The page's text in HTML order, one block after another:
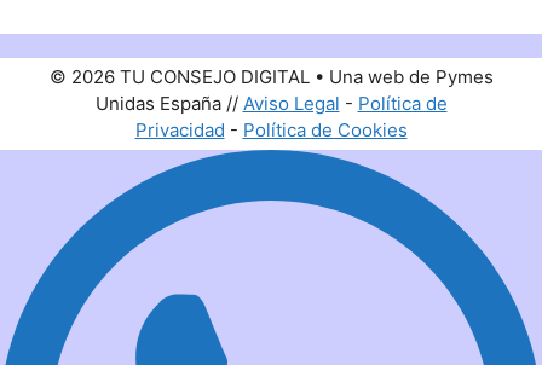
© 2026 TU CONSEJO DIGITAL • Una web de Pymes
Unidas España // Aviso Legal - Política de
Privacidad - Política de Cookies